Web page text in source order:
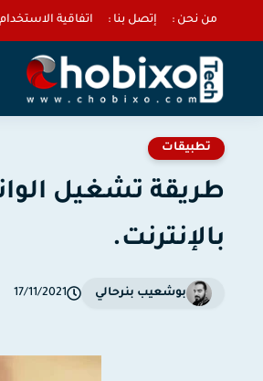
من نحن : إتصل بنا : اتفاقية الاستخدام
تطبيقات
طريقة تشغيل
بالإنترنت.
بوشعيب بنرحالي 17/11/2021